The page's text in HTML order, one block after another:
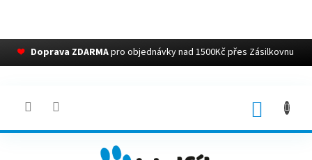
❤ Doprava ZDARMApro objednávky nad 1500Kč přes Zásilkovnu